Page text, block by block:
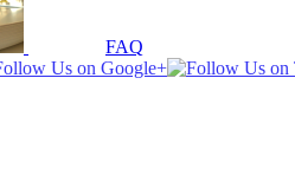
FAQ